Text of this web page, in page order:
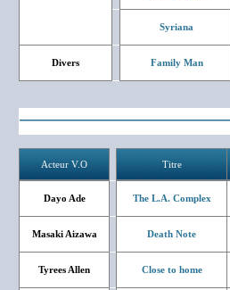
Syriana
Divers Family Man
Acteur V.O Titre
Dayo Ade The L.A. Complex
Masaki Aizawa Death Note
Tyrees Allen Close to home